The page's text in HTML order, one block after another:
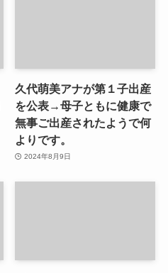
久代萌美アナが第１子出産
を公表→母子ともに健康で
無事ご出産されたようで何
よりです。
2024年8月9日